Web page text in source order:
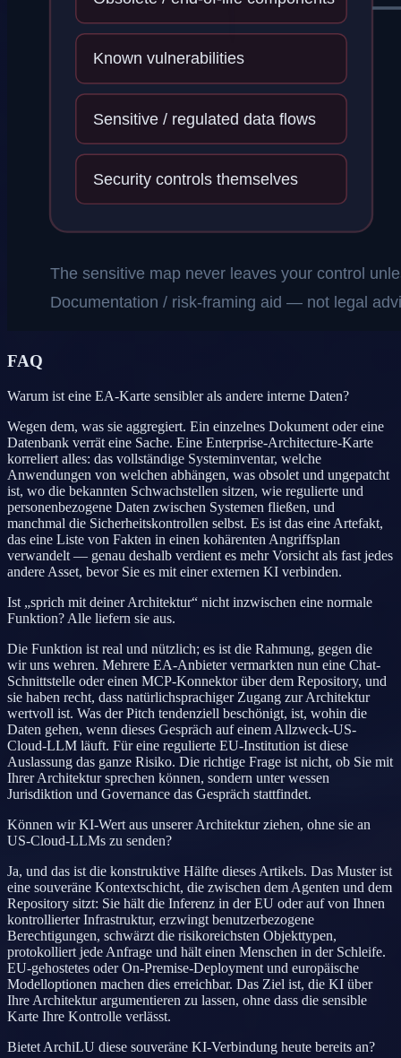
FAQ
Warum ist eine EA-Karte sensibler als andere interne Daten?
Wegen dem, was sie aggregiert. Ein einzelnes Dokument oder eine
Datenbank verrät eine Sache. Eine Enterprise-Architecture-Karte
korreliert alles: das vollständige Systeminventar, welche
Anwendungen von welchen abhängen, was obsolet und ungepatcht
ist, wo die bekannten Schwachstellen sitzen, wie regulierte und
personenbezogene Daten zwischen Systemen fließen, und
manchmal die Sicherheitskontrollen selbst. Es ist das eine Artefakt,
das eine Liste von Fakten in einen kohärenten Angriffsplan
verwandelt — genau deshalb verdient es mehr Vorsicht als fast jedes
andere Asset, bevor Sie es mit einer externen KI verbinden.
Ist „sprich mit deiner Architektur“ nicht inzwischen eine normale
Funktion? Alle liefern sie aus.
Die Funktion ist real und nützlich; es ist die Rahmung, gegen die
wir uns wehren. Mehrere EA-Anbieter vermarkten nun eine Chat-
Schnittstelle oder einen MCP-Konnektor über dem Repository, und
sie haben recht, dass natürlichsprachiger Zugang zur Architektur
wertvoll ist. Was der Pitch tendenziell beschönigt, ist, wohin die
Daten gehen, wenn dieses Gespräch auf einem Allzweck-US-
Cloud-LLM läuft. Für eine regulierte EU-Institution ist diese
Auslassung das ganze Risiko. Die richtige Frage ist nicht, ob Sie mit
Ihrer Architektur sprechen können, sondern unter wessen
Jurisdiktion und Governance das Gespräch stattfindet.
Können wir KI-Wert aus unserer Architektur ziehen, ohne sie an
US-Cloud-LLMs zu senden?
Ja, und das ist die konstruktive Hälfte dieses Artikels. Das Muster ist
eine souveräne Kontextschicht, die zwischen dem Agenten und dem
Repository sitzt: Sie hält die Inferenz in der EU oder auf von Ihnen
kontrollierter Infrastruktur, erzwingt benutzerbezogene
Berechtigungen, schwärzt die risikoreichsten Objekttypen,
protokolliert jede Anfrage und hält einen Menschen in der Schleife.
EU-gehostetes oder On-Premise-Deployment und europäische
Modelloptionen machen dies erreichbar. Das Ziel ist, die KI über
Ihre Architektur argumentieren zu lassen, ohne dass die sensible
Karte Ihre Kontrolle verlässt.
Bietet ArchiLU diese souveräne KI-Verbindung heute bereits an?